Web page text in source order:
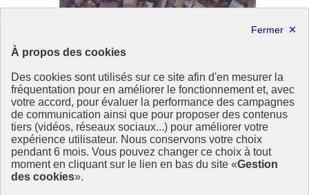
À propos des cookies
Des cookies sont utilisés sur ce site afin d'en mesurer la
fréquentation pour en améliorer le fonctionnement et, avec
votre accord, pour évaluer la performance des campagnes
de communication ainsi que pour proposer des contenus
tiers (vidéos, réseaux sociaux...) pour améliorer votre
expérience utilisateur. Nous conservons votre choix
pendant 6 mois. Vous pouvez changer ce choix à tout
moment en cliquant sur le lien en bas du site «Gestion
des cookies».
Étincelles, une campagne internationale pour
promouvoir le sport au féminin
Cette année, la France est fière d’accueillir les premiers Jeux